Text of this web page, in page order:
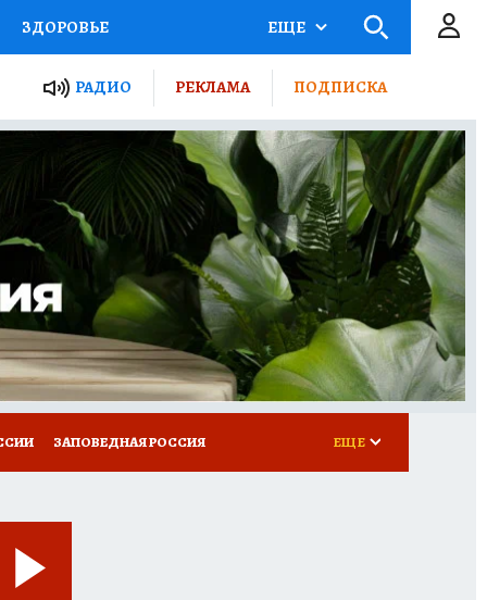
ЗДОРОВЬЕ
РОССИИ
ПУТЕВОДИТЕЛЬ
ТУРИЗМ
ПОТРЕБИТЕЛЯ ВСЕ О КП
ЕЩЕ
РАДИО РЕКЛАМА ПОДПИСКА
ЗАПОВЕДНАЯ РОССИЯ ЕЩЕ